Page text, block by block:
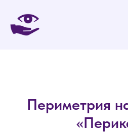
Периметрия